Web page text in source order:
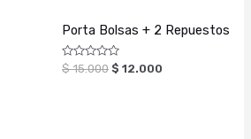
Porta Bolsas + 2 Repuestos
Valorado
con
$15.000 $ 12.000